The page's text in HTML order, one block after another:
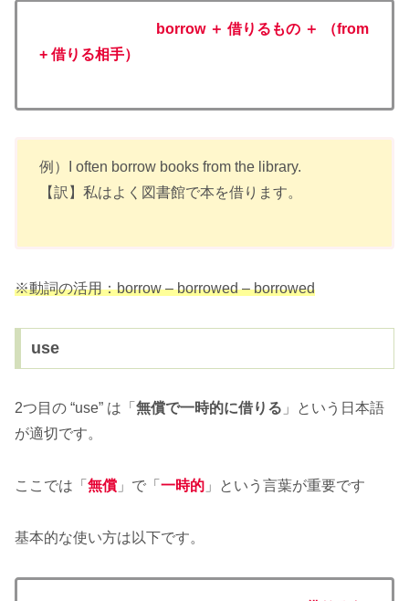
borrow ＋ 借りるもの ＋ （from
+ 借りる相手）
例）I often borrow books from the library.
【訳】私はよく図書館で本を借ります。
※動詞の活用：borrow – borrowed – borrowed
use
2つ目の “use” は「 無償で一時的に借りる 」という日本語
が適切です。
ここでは「 無償 」で「 一時的 」という言葉が重要です
基本的な使い方は以下です。